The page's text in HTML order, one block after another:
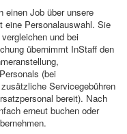
einen Job über unsere
eine Personalauswahl. Sie
und bei
übernimmt InStaff den
(bei
Servicegebühren
bereit). Nach
erneut buchen oder